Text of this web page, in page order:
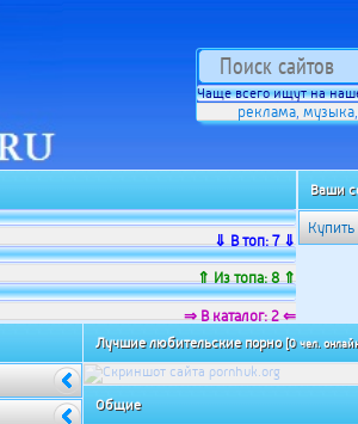
Чаще всего ищут на
реклама, музыка,
⇓ В топ: 7 ⇓
⇑ Из топа: 8 ⇑
⇒ В каталог: 2 ⇐
Ваши
Лучшие любительские порно [0 чел.
Общие